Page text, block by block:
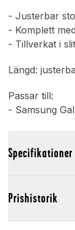
- Justerbar
- Komplett
- Tillverkat i
Längd:
Passar till:
- Samsung
Specifikationer
Prishistorik